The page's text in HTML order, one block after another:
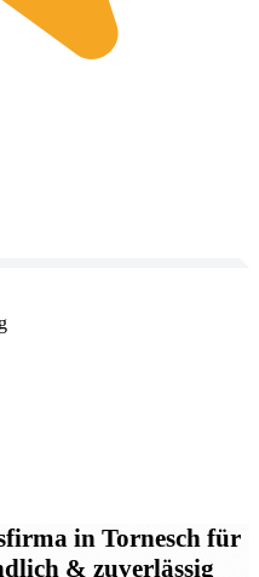
in Tornesch für
& zuverlässig